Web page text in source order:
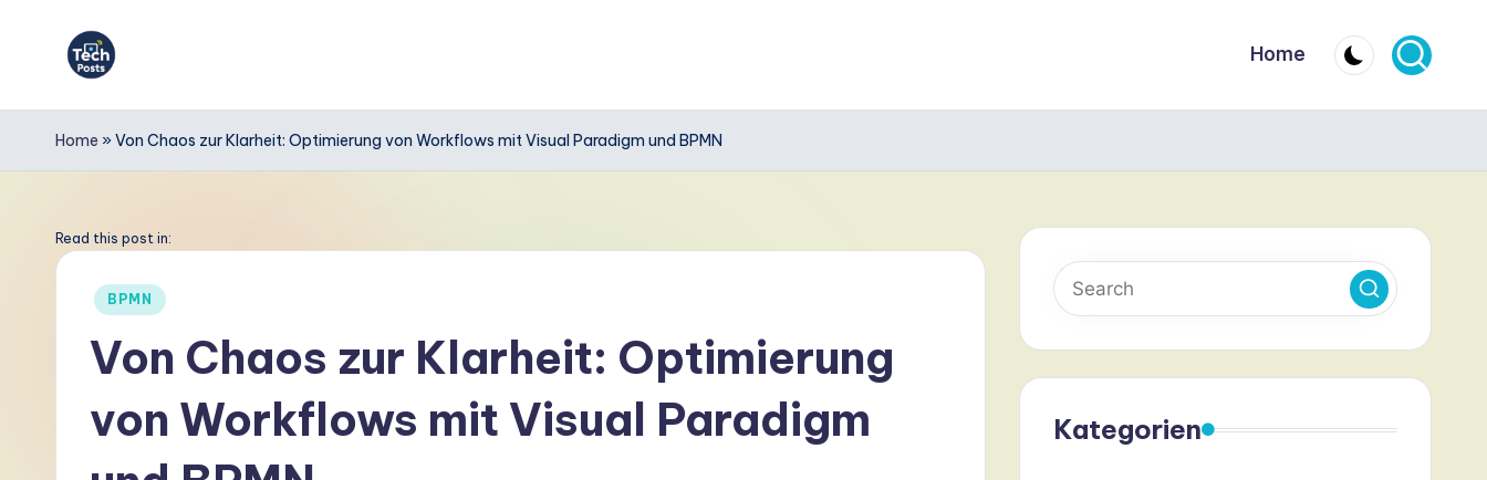
T
e
h
Home
Home » Von Chaos zur Klarheit: Optimierung von Workflows mit Visual Paradigm und BPMN
Read this post in:
Posted
BPMN
Von Chaos zur Klarheit: Optimierung
von Workflows mit Visual Paradigm
Kategorien